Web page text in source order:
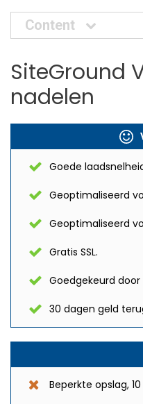
Content
SiteGround
nadelen
Goede
Geoptimaliseerd
Geoptimaliseerd
Gratis SSL.
Goedgekeurd door
30 dagen geld
Beperkte opslag,